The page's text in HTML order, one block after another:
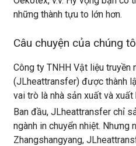
những thành tựu to lớn hơn.
Câu chuyện của chúng
Công ty TNHH Vật liệu truyền
(JLheattransfer) được thành
vai trò là nhà sản xuất và xuất
Ban đầu, JLheattransfer chỉ
ngành in chuyển nhiệt. Nhưng
Zhangshangyang,